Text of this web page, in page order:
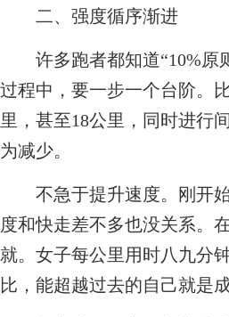
二、强度循序渐进
许多跑者都知道“10%原
过程中，要一步一个台阶。
里，甚至18公里，同时进行
为减少。
不急于提升速度。刚开始
度和快走差不多也没关系。
就。女子每公里用时八九分
比，能超越过去的自己就是成